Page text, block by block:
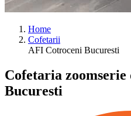
Home
Cofetarii
AFI Cotroceni Bucuresti
Cofetaria
Bucuresti